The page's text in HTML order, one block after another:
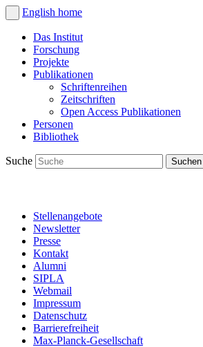
English home
Das Institut
Forschung
Projekte
Publikationen
Schriftenreihen
Zeitschriften
Open Access Publikationen
Personen
Bibliothek
Suche
Stellenangebote
Newsletter
Presse
Kontakt
Alumni
SIPLA
Webmail
Impressum
Datenschutz
Barrierefreiheit
Max-Planck-Gesellschaft